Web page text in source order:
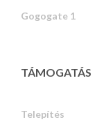
Gogogate 1
TÁMOGATÁS
Telepítés